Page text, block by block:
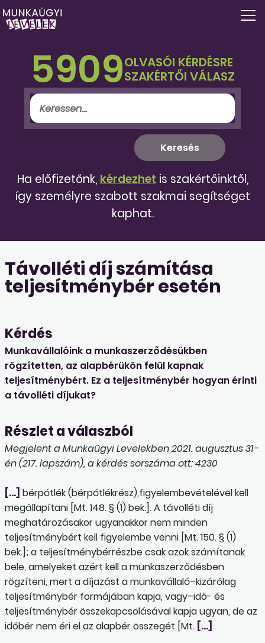
5909OLVASÓI KÉRDÉSRE
SZAKÉRTŐI VÁLASZ
Ha előfizetőnk, kérdezhet is szakértőinktől,
így személyre szabott szakmai segítséget
kaphat.
Távolléti díj számítása
teljesítménybér esetén
Kérdés
Munkavállalóink a munkaszerződésükben
rögzítetten, az alapbérükön felül kapnak
teljesítménybért. Ez a teljesítménybér hogyan érinti
a távolléti díjukat?
Részlet a válaszból
Megjelent a Munkaügyi Levelekben 2021. augusztus 31-
én (217. lapszám), a kérdés sorszáma ott: 4230
[…] bérpótlék (bérpótlékrész),figyelembevételével kell
megállapítani [Mt. 148. § (1) bek.]. A távolléti díj
meghatározásakor ugyanakkor nem minden
teljesítménybért kell figyelembe venni [Mt. 150. § (1)
bek.]; a teljesítménybérrészbe csak azok számítanak
bele, amelyeket azért kell a munkaszerződésben
rögzíteni, mert a díjazást a munkavállaló–kizárólag
teljesítménybér formájában kapja, vagy–idő- és
teljesítménybér összekapcsolásával kapja ugyan, de az
időbér nem éri el az alapbér összegét [Mt. […]